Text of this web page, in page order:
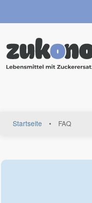
Startseite • FAQ